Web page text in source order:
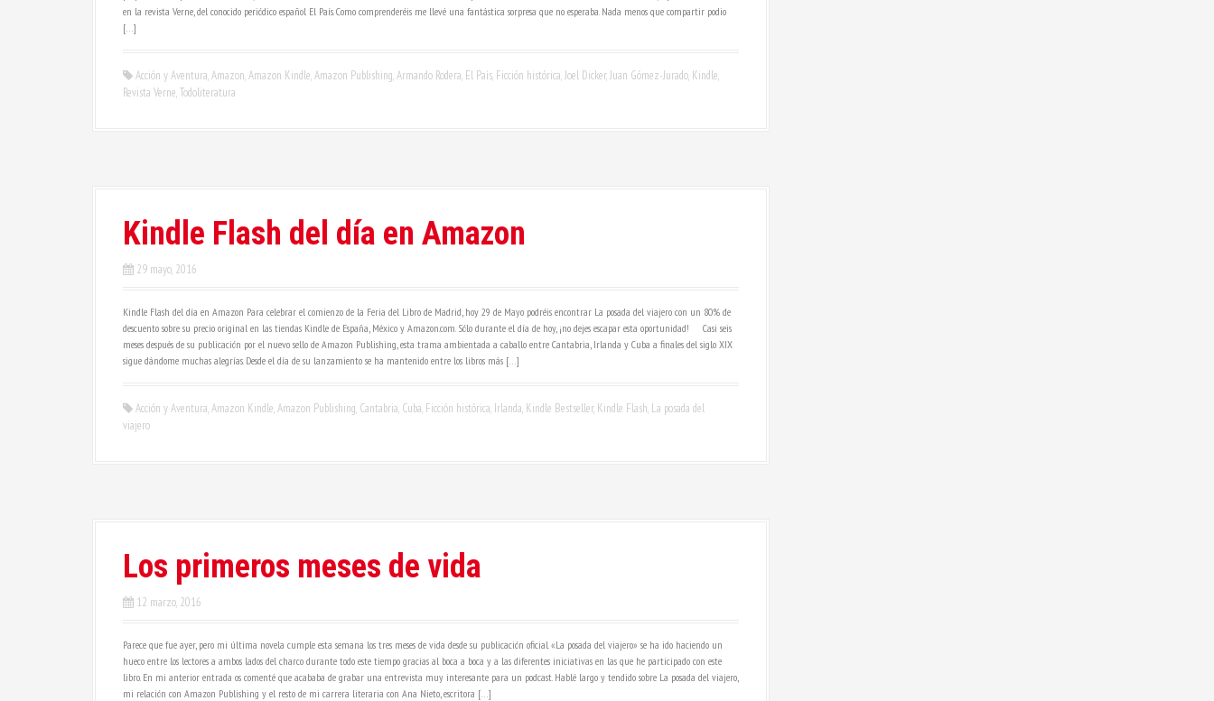
en la revista Verne, del conocido periódico español El País. Como comprenderéis me llevé una fantástica sorpresa que no esperaba. Nada menos que compartir podio
[…]
Acción y Aventura,Amazon,Amazon Kindle,Amazon Publishing,Armando Rodera, El País, Ficción histórica,Joel Dicker,Juan Gómez-Jurado, Kindle,
Revista Verne,Todoliteratura
Kindle Flash del día en Amazon
29 mayo, 2016
Kindle Flash del día en Amazon Para celebrar el comienzo de la Feria del Libro de Madrid, hoy 29 de Mayo podréis encontrar La posada del viajero con un 80% de
descuento sobre su precio original en las tiendas Kindle de España, México y Amazon.com. Sólo durante el día de hoy, ¡no dejes escapar esta oportunidad! Casi seis
meses después de su publicación por el nuevo sello de Amazon Publishing, esta trama ambientada a caballo entre Cantabria, Irlanda y Cuba a finales del siglo XIX
sigue dándome muchas alegrías. Desde el día de su lanzamiento se ha mantenido entre los libros más […]
Acción y Aventura,Amazon Kindle,Amazon Publishing, Cantabria, Cuba, Ficción histórica, Irlanda, Kindle Bestseller, Kindle Flash, La posada del
viajero
Los primeros meses de vida
12 marzo, 2016
Parece que fue ayer, pero mi última novela cumple esta semana los tres meses de vida desde su publicación oficial. «La posada del viajero» se ha ido haciendo un
hueco entre los lectores a ambos lados del charco durante todo este tiempo gracias al boca a boca y a las diferentes iniciativas en las que he participado con este
libro. En mi anterior entrada os comenté que acababa de grabar una entrevista muy interesante para un podcast. Hablé largo y tendido sobre La posada del viajero,
mi relación con Amazon Publishing y el resto de mi carrera literaria con Ana Nieto, escritora […]